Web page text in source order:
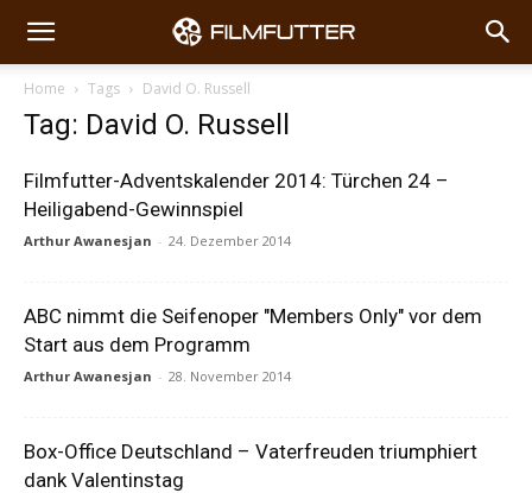
Home Tags David O. Russell
Tag: David O. Russell
Filmfutter-Adventskalender 2014: Türchen 24 –
Heiligabend-Gewinnspiel
Arthur Awanesjan - 24. Dezember 2014
ABC nimmt die Seifenoper "Members Only" vor dem
Start aus dem Programm
Arthur Awanesjan - 28. November 2014
Box-Office Deutschland – Vaterfreuden triumphiert
dank Valentinstag